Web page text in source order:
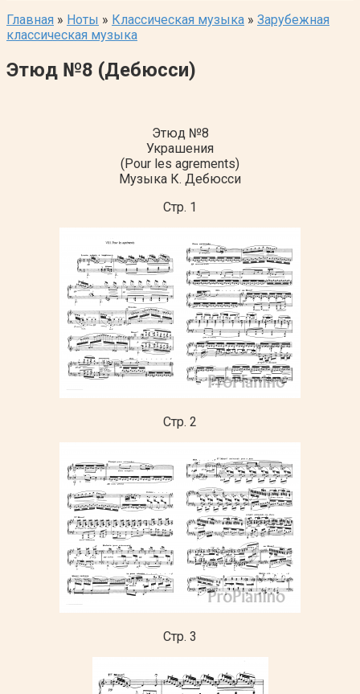
Главная » Ноты » Классическая музыка » Зарубежная
классическая музыка
Этюд №8 (Дебюсси)
Этюд №8
Украшения
(Pour les agrements)
Музыка К. Дебюсси
Стр. 1
Стр. 2
Стр. 3